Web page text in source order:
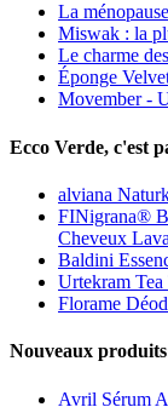
La ménopause
Miswak : la
Le charme
Éponge
Movember -
Ecco Verde, c'est
alviana
FINigrana®
Cheveux
Baldini
Urtekram Tea
Florame
Nouveaux
Avril Sérum